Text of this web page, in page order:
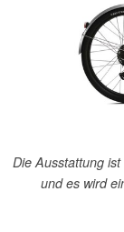
Die Ausstattung
und es wird